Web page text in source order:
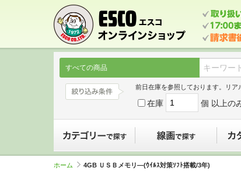
すべての商品
前日在庫を参照しております。リア
在庫 個 以上の
ホーム 4GB ＵＳＢメモリ―(ｳｲﾙｽ対策ｿﾌﾄ搭載/3年)